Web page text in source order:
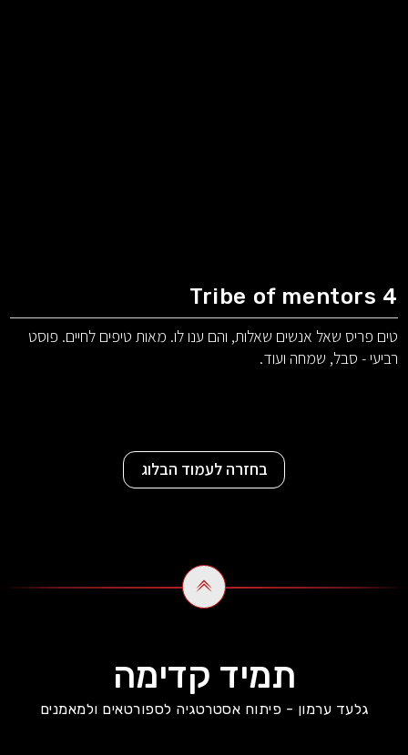
Tribe of mentors 4
טים פריס שאל אנשים שאלות, והם ענו לו. מאות טיפים לחיים. פוסט
רביעי - סבל, שמחה ועוד.
בחזרה לעמוד הבלוג
תמיד קדימה
גלעד ערמון - פיתוח אסטרטגיה לספורטאים ולמאמנים